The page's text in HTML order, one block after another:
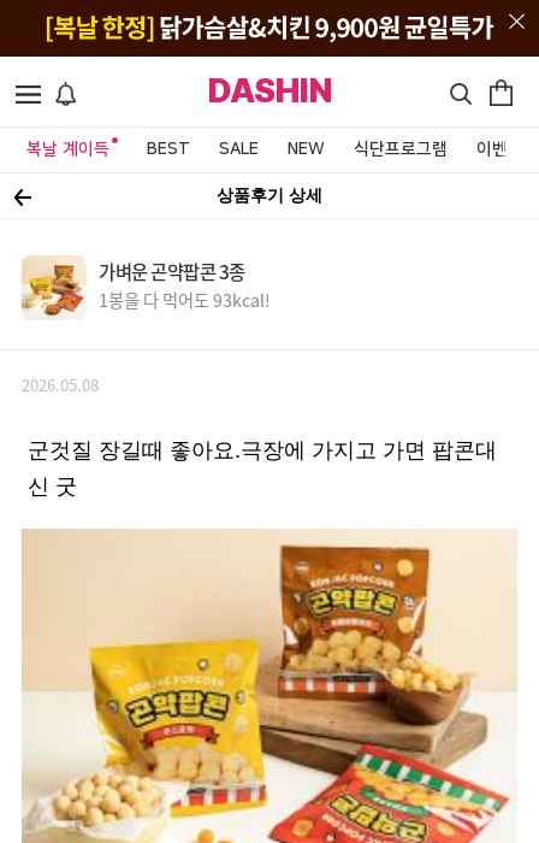
DASHIN
복날 계이득 BEST SALE NEW 식단프로그램 이벤트&
상품후기 상세
가벼운 곤약팝콘 3종
1봉을 다 먹어도 93kcal!
2026.05.08
군것질 장길때 좋아요.극장에 가지고 가면 팝콘대
신 굿